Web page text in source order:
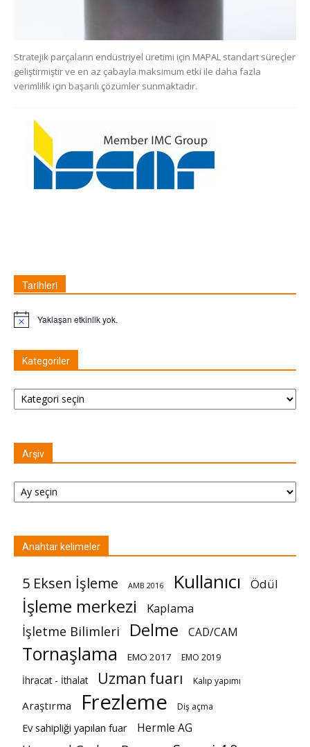
Stratejik parçaların endüstriyel üretimi için MAPAL standart süreçler
geliştirmiştir ve en az çabayla maksimum etki ile daha fazla
verimlilik için başarılı çözümler sunmaktadır.
Tarihleri
Not Yaklaşan etkinlik yok.
Kategoriler
Kategoriler
Arşiv
Arşiv
Anahtar kelimeler
5 Eksen İşleme AMB 2016 Kullanıcı Ödül
İşleme merkezi Kaplama
İşletme Bilimleri Delme CAD/CAM
Tornaşlama EMO 2017 EMO 2019
İhracat - İthalat Uzman fuarı Kalıp yapımı
Araştırma Frezleme Diş açma
Ev sahipliği yapılan fuar Hermle AG